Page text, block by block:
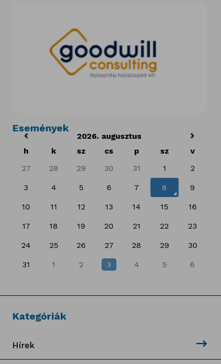
Események
2026. augusztus
h
k sz cs p sz
v
27
28 29 30 31 1 2
3 4 5 6 7 8 9
10 11 12 13 14 15 16
17 18 19 20 21 22 23
24 25 26 27 28 29 30
31 1 2 3 4 5 6
Kategóriák
Hírek